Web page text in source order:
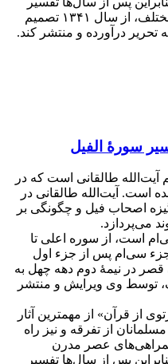
شفاهی قرآن بر منبر و در جلسات مختلف، از سال ۱۳۴۱ تصمیم
درآورده و منتشر کند.
سورۀ الفیل
طالقانی است که در
است. آیت‌الله طالقانی در
اصحاب فیل و چگونگی بر
می‌پردازد.
است، از سوره اعلی تا
سی‌ام پس از جزء اول
در نیمۀ دوم دهه چهل به
توسط وی ویرایش و منتشر
از قرآن» از مهمترین آثار
از تفرقه و نیز راه
گمراهی‌های عصر مدرن
پس از سال‌ها تفسیر